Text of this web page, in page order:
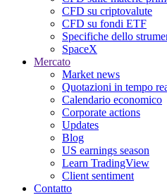
CFD su criptovalute
CFD su fondi ETF
Specifiche dello
SpaceX
Mercato
Market news
Quotazioni in tempo
Calendario economico
Corporate actions
Updates
Blog
US earnings season
Learn TradingView
Client sentiment
Contatto